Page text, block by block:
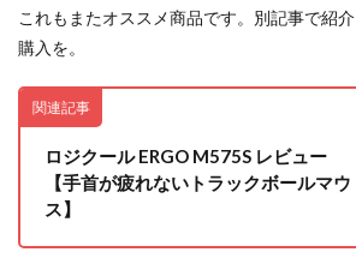
これもまたオススメ商品です。別記事で紹
購入を。
関連記事
ロジクール ERGO M575S レビュー
【手首が疲れないトラックボールマウ
ス】